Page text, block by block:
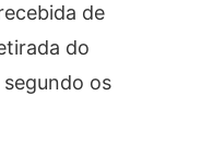
de
do
os